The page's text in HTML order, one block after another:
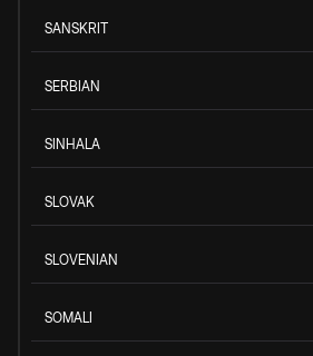
SANSKRIT
SERBIAN
SINHALA
SLOVAK
SLOVENIAN
SOMALI